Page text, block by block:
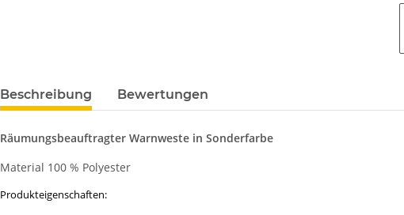
Beschreibung Bewertungen
Räumungsbeauftragter Warnweste in Sonderfarbe
Material 100 % Polyester
Produkteigenschaften: